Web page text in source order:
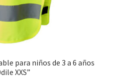
para niños de 3 a 6 años
XXS”